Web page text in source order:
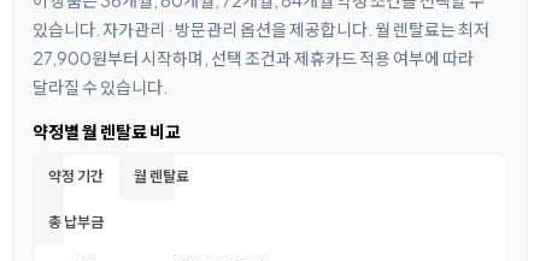
있습니다. 자가관리 · 방문관리 옵션을 제공합니다. 월 렌탈료는 최저
27,900원부터 시작하며, 선택 조건과 제휴카드 적용 여부에 따라
달라질 수 있습니다.
약정별 월 렌탈료 비교
약정 기간 월 렌탈료
총 납부금